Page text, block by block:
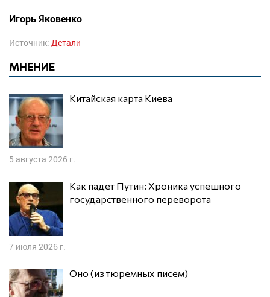
Игорь Яковенко
Источник: Детали
МНЕНИЕ
Китайская карта Киева
5 августа 2026 г.
Как падет Путин: Хроника успешного
государственного переворота
7 июля 2026 г.
Оно (из тюремных писем)